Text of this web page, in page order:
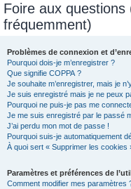
Foire aux
fréquemment)
Problèmes de connexion et
Pourquoi dois-je m’enregistrer ?
Que signifie COPPA ?
Je souhaite m’enregistrer, mais je
Je suis enregistré mais je ne peux
Pourquoi ne puis-je pas me
Je me suis enregistré par le passé
J’ai perdu mon mot de passe !
Pourquoi suis-je automatiquement
À quoi sert « Supprimer les cookies
Paramètres et préférences de
Comment modifier mes paramètres